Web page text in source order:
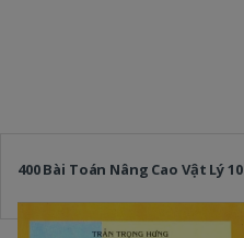
400 Bài Toán Nâng Cao Vật Lý 10